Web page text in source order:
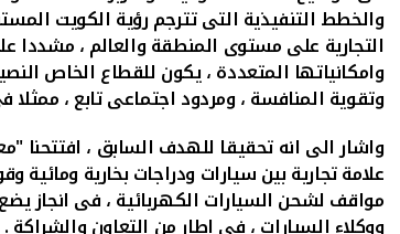
والخطط التنفيذية التى تترجم رؤية الكويت
التجارية على مستوى المنطقة والعالم ،
وامكانياتها المتعددة ، يكون للقطاع الخاص
وتقوية المنافسة ، ومردود اجتماعى تابع ،
واشار الى انه تحقيقا للهدف السابق ، افتتحنا
علامة تجارية بين سيارات ودراجات بخارية
مواقف لشحن السيارات الكهربائية ، فى انجاز
ووكلاء السيارات ، فى اطار من التعاون والشراكة .